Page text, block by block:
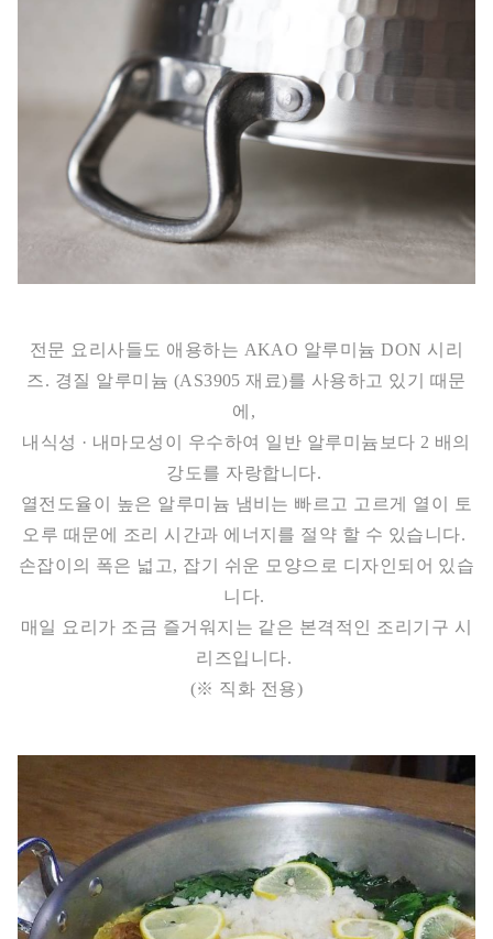
전문 요리사들도 애용하는 AKAO 알루미늄 DON 시리
즈. 경질 알루미늄 (AS3905 재료)를 사용하고 있기 때문
에,
내식성 · 내마모성이 우수하여 일반 알루미늄보다 2 배의
강도를 자랑합니다.
열전도율이 높은 알루미늄 냄비는 빠르고 고르게 열이 토
오루 때문에 조리 시간과 에너지를 절약 할 수 있습니다.
손잡이의 폭은 넓고, 잡기 쉬운 모양으로 디자인되어 있습
니다.
매일 요리가 조금 즐거워지는 같은 본격적인 조리기구 시
리즈입니다.
(※ 직화 전용)